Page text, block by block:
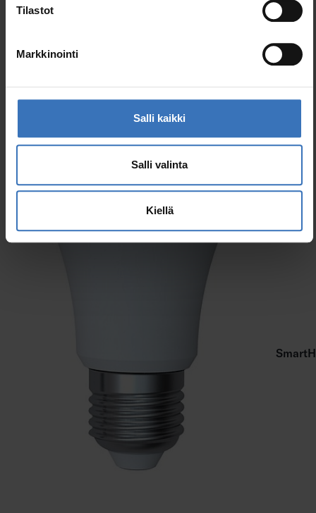
Tilastot
Markkinointi
Salli kaikki
Salli valinta
Kiellä